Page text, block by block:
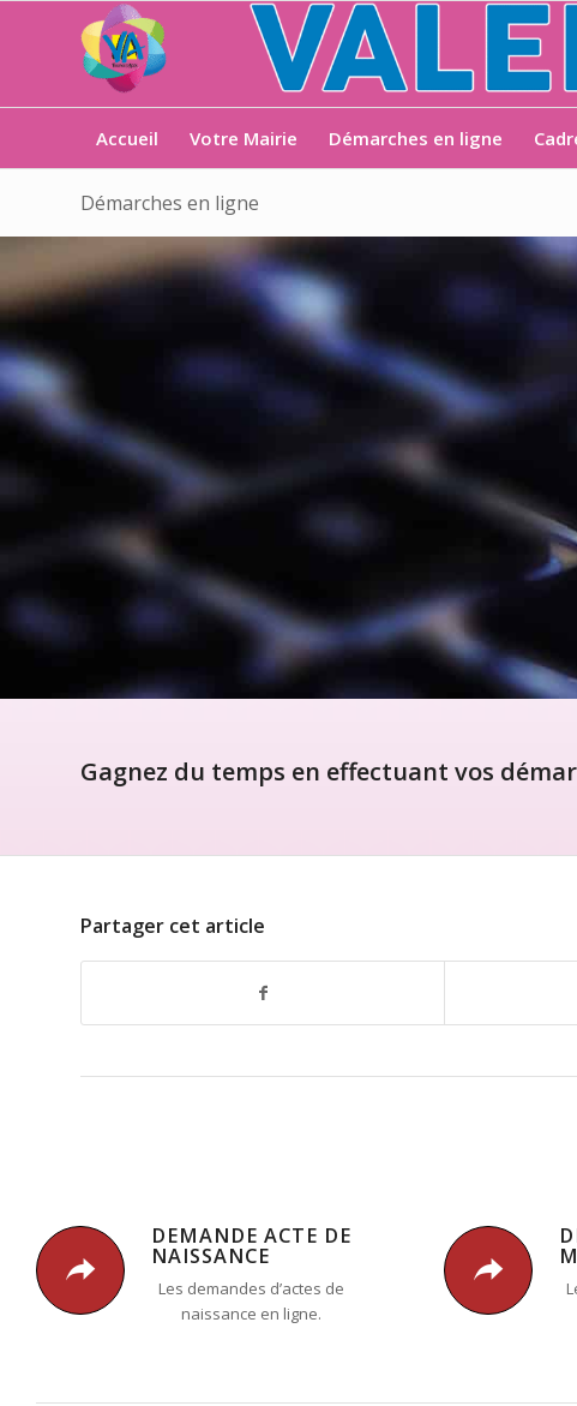
Accueil Votre Mairie Démarches en ligne
Démarches en ligne
Gagnez du temps en effectuant vos
Partager cet article
DEMANDE ACTE DE
NAISSANCE
Les demandes d’actes de
naissance en ligne.